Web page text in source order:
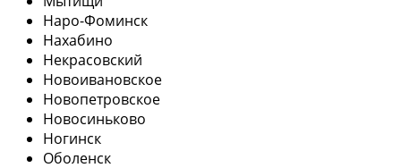
Наро-Фоминск
Нахабино
Некрасовский
Новоивановское
Новопетровское
Новосиньково
Ногинск
Оболенск